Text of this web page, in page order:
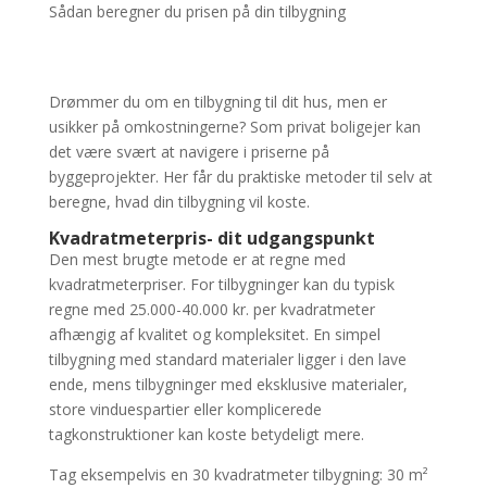
Sådan beregner du prisen på din tilbygning
Drømmer du om en tilbygning til dit hus, men er
usikker på omkostningerne? Som privat boligejer kan
det være svært at navigere i priserne på
byggeprojekter. Her får du praktiske metoder til selv at
beregne, hvad din tilbygning vil koste.
Kvadratmeterpris- dit udgangspunkt
Den mest brugte metode er at regne med
kvadratmeterpriser. For tilbygninger kan du typisk
regne med 25.000-40.000 kr. per kvadratmeter
afhængig af kvalitet og kompleksitet. En simpel
tilbygning med standard materialer ligger i den lave
ende, mens tilbygninger med eksklusive materialer,
store vinduespartier eller komplicerede
tagkonstruktioner kan koste betydeligt mere.
Tag eksempelvis en 30 kvadratmeter tilbygning: 30 m²